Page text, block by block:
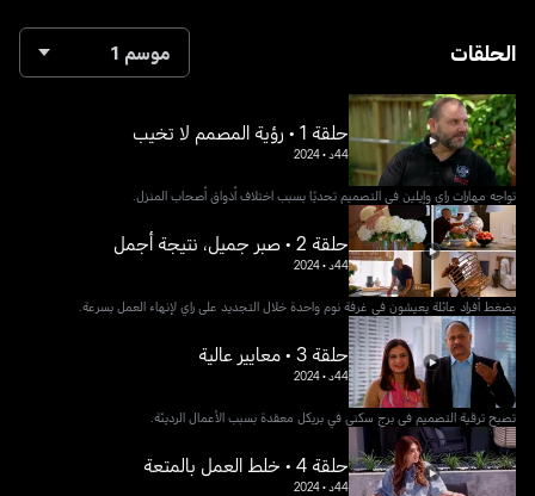
الحلقات موسم 1
حلقة 1 • رؤية المصمم لا تخيب
44د •
2024
تواجه مهارات راي وإيلين في التصميم تحديًا بسبب اختلاف أذواق أصحاب المنزل.
حلقة 2 • صبر جميل، نتيجة أجمل
44د •
2024
يضغط أفراد عائلة يعيشون في غرفة نوم واحدة خلال التجديد على راي لإنهاء العمل بسرعة.
حلقة 3 • معايير عالية
44د •
2024
تصبح ترقية التصميم في برج سكني في بريكل معقدة بسبب الأعمال الرديئة.
حلقة 4 • خلط العمل بالمتعة
44د •
2024